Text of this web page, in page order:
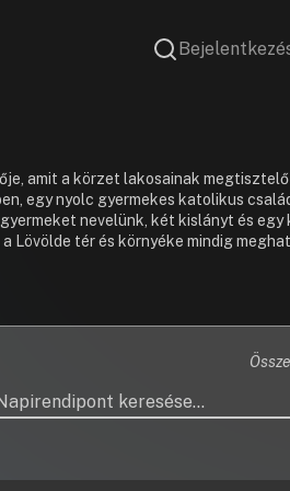
amit a körzet lakosainak
egy nyolc gyermekes katolikus
nevelünk, két kislányt és egy kisfiút.
Lövölde tér és környéke mindig
utcai lakásunkban. Már fiatal
tervek között
Célom, hogy olyan közösséget
nyugodtan, boldogan és békében
megtiszteltetés számomra, hogy